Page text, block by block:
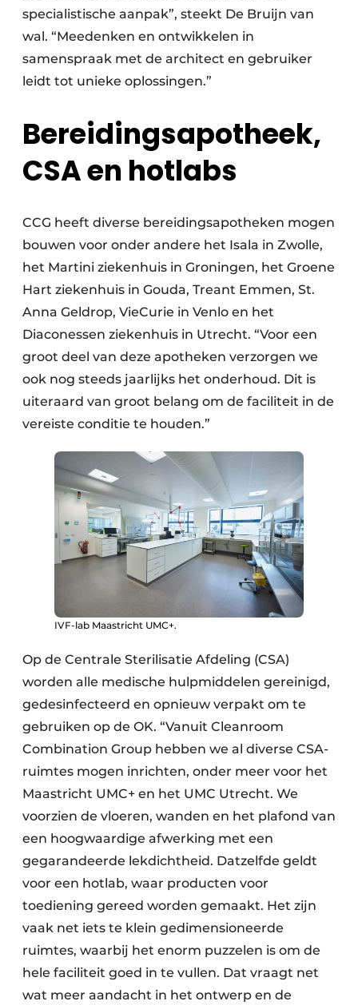
specialistische aanpak”, steekt De Bruijn van
wal. “Meedenken en ontwikkelen in
samenspraak met de architect en gebruiker
leidt tot unieke oplossingen.”
Bereidingsapotheek,
CSA en hotlabs
CCG heeft diverse bereidingsapotheken mogen
bouwen voor onder ­andere het Isala in Zwolle,
het Martini ziekenhuis in Groningen, het Groene
Hart ziekenhuis in Gouda, Treant Emmen, St.
Anna Geldrop, VieCurie in Venlo en het
Diaconessen ziekenhuis in Utrecht. “Voor een
groot deel van deze apotheken verzorgen we
ook nog steeds jaarlijks het onderhoud. Dit is
uiteraard van groot belang om de faciliteit in de
vereiste conditie te houden.”
IVF-lab Maastricht UMC+.
Op de Centrale Sterilisatie Afdeling (CSA)
worden alle medische hulpmiddelen gereinigd,
gedesinfecteerd en opnieuw verpakt om te
gebruiken op de OK. “Vanuit Cleanroom
Combination Group hebben we al diverse CSA-
ruimtes mogen inrichten, onder meer voor het
Maastricht UMC+ en het UMC Utrecht. We
voorzien de vloeren, wanden en het plafond van
een hoogwaardige afwerking met een
gegarandeerde lekdichtheid. Datzelfde geldt
voor een hotlab, waar producten voor
toediening gereed worden gemaakt. Het zijn
vaak net iets te klein gedimensioneerde
ruimtes, waarbij het enorm puzzelen is om de
hele faciliteit goed in te vullen. Dat vraagt net
wat meer aandacht in het ontwerp en de